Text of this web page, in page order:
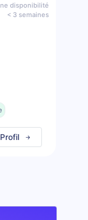
disponibilité
< 3 semaines
Profil